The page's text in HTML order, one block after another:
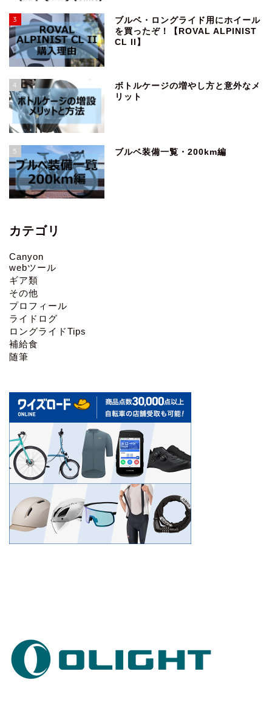
3
ブルベ・ロングライド用にホイール
を買ったぞ！【ROVAL ALPINIST
CL II】
4
ボトルケージの増やし方と意外なメ
リット
5 ブルベ装備一覧・200km編
カテゴリ
Canyon
webツール
ギア類
その他
プロフィール
ライドログ
ロングライドTips
補給食
随筆